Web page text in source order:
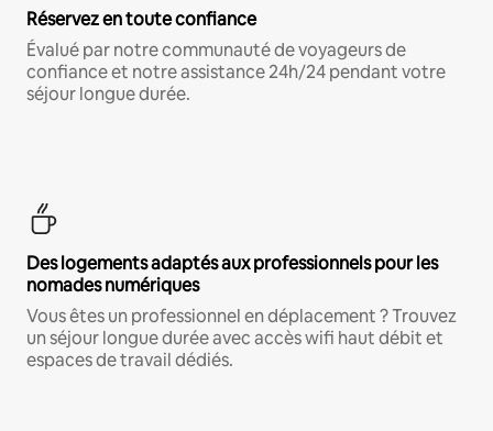
Réservez en toute confiance
Évalué par notre communauté de voyageurs de
confiance et notre assistance 24h/24 pendant votre
séjour longue durée.
Des logements adaptés aux professionnels pour les
nomades numériques
Vous êtes un professionnel en déplacement ? Trouvez
un séjour longue durée avec accès wifi haut débit et
espaces de travail dédiés.